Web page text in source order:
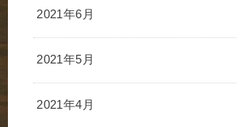
2021年6月
2021年5月
2021年4月